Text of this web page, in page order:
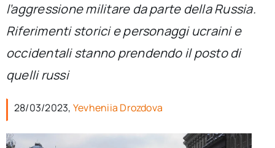
per:
Newsletter
l’aggressione militare da parte della Russia.
Riferimenti storici e personaggi ucraini e
occidentali stanno prendendo il posto di
quelli russi
28/03/2023, Yevheniia Drozdova